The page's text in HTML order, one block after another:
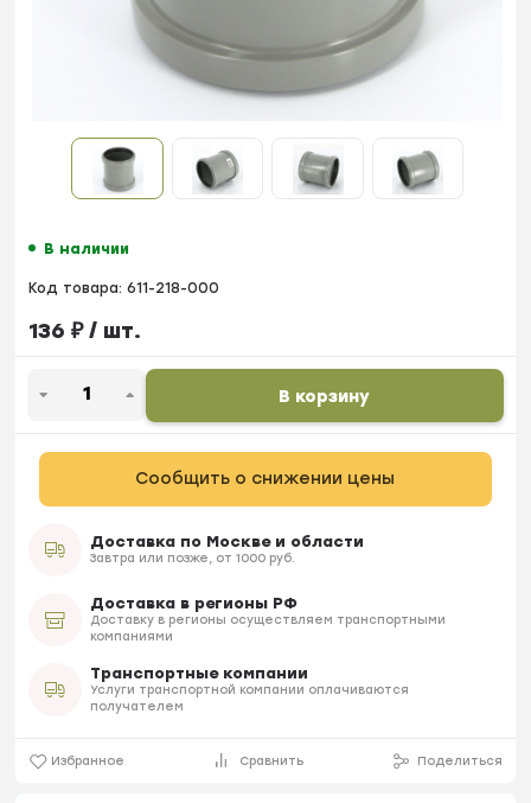
В наличии
Код товара: 611-218-000
136 ₽/ шт.
В корзину
Сообщить о снижении цены
Доставка по Москве и области
Завтра или позже, от 1000 руб.
Доставка в регионы РФ
Доставку в регионы осуществляем транспортными
компаниями
Транспортные компании
Услуги транспортной компании оплачиваются
получателем
Избранное Сравнить Поделиться